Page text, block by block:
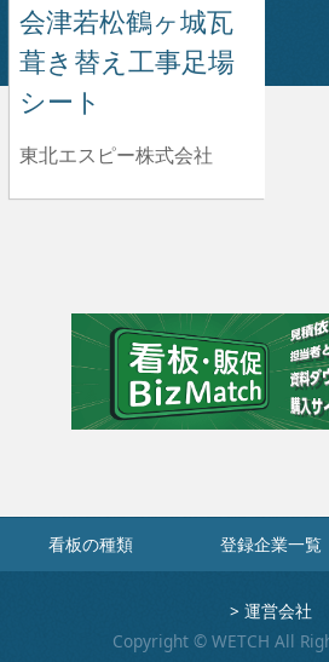
会津若松鶴ヶ城瓦
葺き替え工事足場
シート
東北エスピー株式会社
看板の種類 登録企業一覧
> 運営会社
Copyright © WETCH All